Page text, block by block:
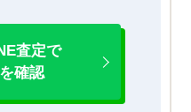
査定で
確認